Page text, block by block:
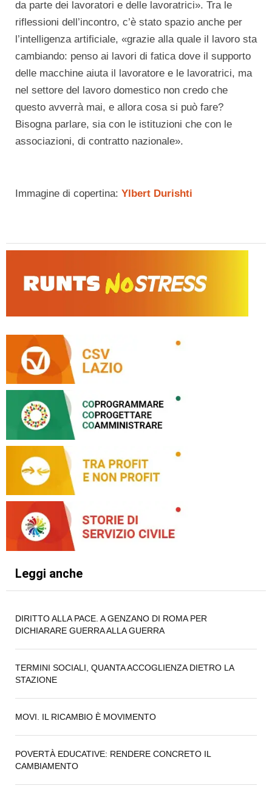
da parte dei lavoratori e delle lavoratrici». Tra le
riflessioni dell’incontro, c’è stato spazio anche per
l’intelligenza artificiale, «grazie alla quale il lavoro sta
cambiando: penso ai lavori di fatica dove il supporto
delle macchine aiuta il lavoratore e le lavoratrici, ma
nel settore del lavoro domestico non credo che
questo avverrà mai, e allora cosa si può fare?
Bisogna parlare, sia con le istituzioni che con le
associazioni, di contratto nazionale».
Immagine di copertina: Ylbert Durishti
Leggi anche
DIRITTO ALLA PACE. A GENZANO DI ROMA PER
DICHIARARE GUERRA ALLA GUERRA
TERMINI SOCIALI, QUANTA ACCOGLIENZA DIETRO LA
STAZIONE
MOVI. IL RICAMBIO È MOVIMENTO
POVERTÀ EDUCATIVE: RENDERE CONCRETO IL
CAMBIAMENTO